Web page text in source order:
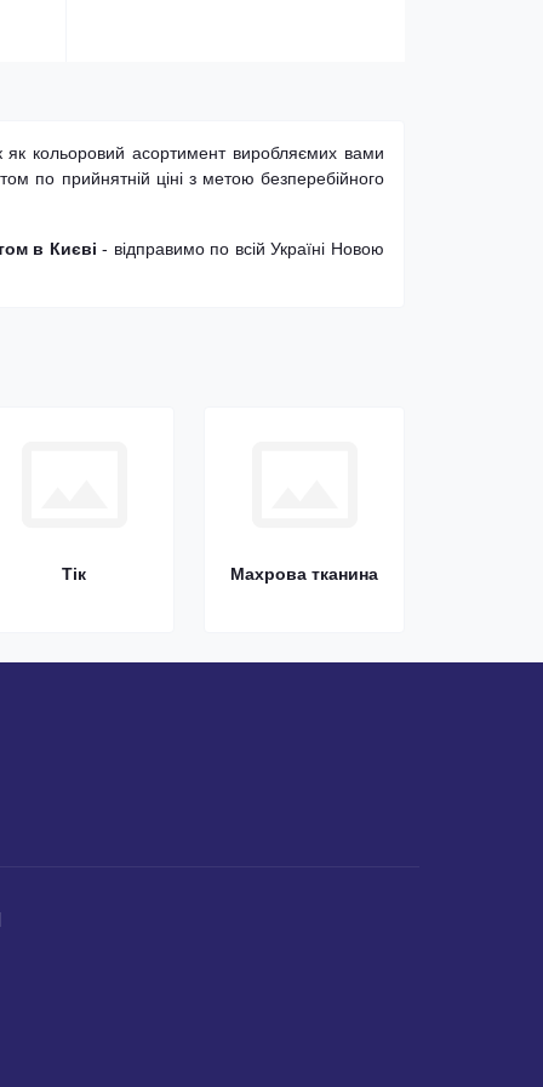
як кольоровий асортимент виробляємих вами
по прийнятній ціні з метою безперебійного
в Києві - відправимо по всій Україні Новою
Тік Махрова тканина